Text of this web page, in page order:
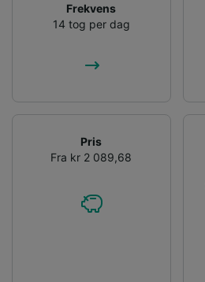
Frekvens
14 tog per dag
Pris
Fra kr 2 089,68